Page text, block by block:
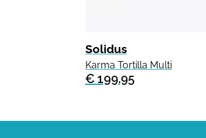
Solidus
Karma Tortilla Multi
€ 199.95